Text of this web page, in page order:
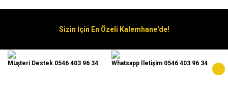
Sizin İçin En Özeli Kalemhane'de!
Müşteri Destek 0546 403 96 34 Whatsapp İletişim 0546 403 96 34